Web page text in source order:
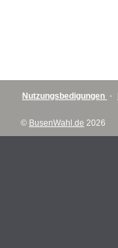
Nutzungsbedigungen ·
© BusenWahl.de 2026